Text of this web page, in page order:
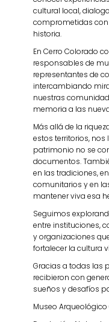
cultural local,
comprometidas con
historia.
En Cerro Colorado
responsables de
representantes de
intercambiando
nuestras
memoria a las
Más allá de la
estos territorios,
patrimonio no se
documentos.
en las tradiciones,
comunitarios y en
mantener viva esa
Seguimos
entre instituciones,
y organizaciones
fortalecer la cultura
Gracias a todas las
recibieron con
sueños y desafíos
Museo